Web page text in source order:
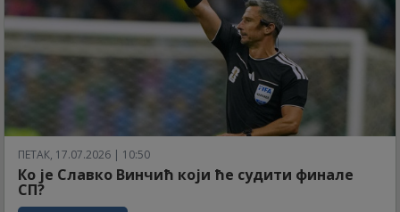
ПЕТАК, 17.07.2026 | 10:50
Ко је Славко Винчић који ће судити финале
СП?